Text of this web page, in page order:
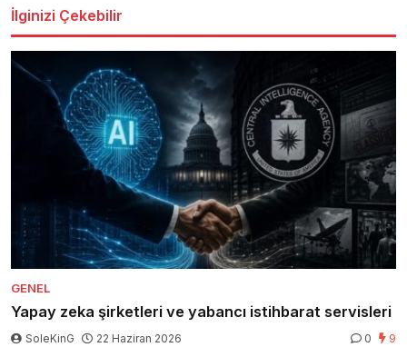
İlginizi Çekebilir
GENEL
Yapay zeka şirketleri ve yabancı istihbarat servisleri
SoleKinG 22 Haziran 2026 0 9